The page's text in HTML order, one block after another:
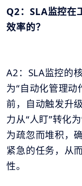
Q2：SLA监控在
效率的？
A2：SLA监控的
为“自动化管理动
前，自动触发升
力从“人盯”转化
为疏忽而堆积，
紧急的任务，从
性。